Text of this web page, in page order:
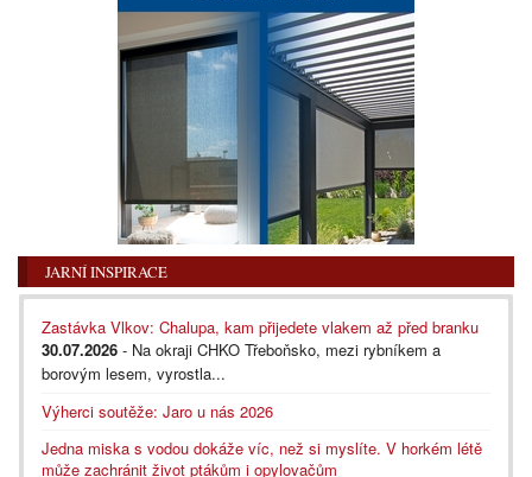
JARNÍ INSPIRACE
Zastávka Vlkov: Chalupa, kam přijedete vlakem až před branku
30.07.2026 - Na okraji CHKO Třeboňsko, mezi rybníkem a
borovým lesem, vyrostla...
Výherci soutěže: Jaro u nás 2026
Jedna miska s vodou dokáže víc, než si myslíte. V horkém létě
může zachránit život ptákům i opylovačům